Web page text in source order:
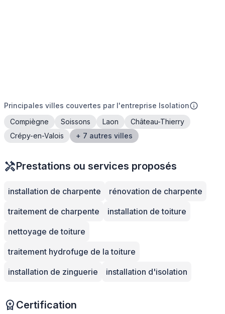
Principales villes couvertes par l'entreprise Isolation
Compiègne
Soissons Laon
Château-Thierry
Crépy-en-Valois
+ 7 autres villes
Prestations ou services proposés
installation de charpente
rénovation de charpente
traitement de charpente
installation de toiture
nettoyage de toiture
traitement hydrofuge de la toiture
installation de zinguerie
installation d'isolation
Certification